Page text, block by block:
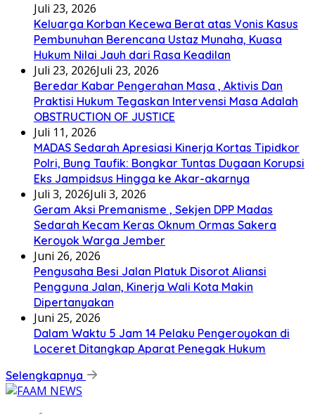
Juli 23, 2026
Keluarga Korban Kecewa Berat atas Vonis Kasus
Pembunuhan Berencana Ustaz Munaha, Kuasa
Hukum Nilai Jauh dari Rasa Keadilan
Juli 23, 2026Juli 23, 2026
Beredar Kabar Pengerahan Masa , Aktivis Dan
Praktisi Hukum Tegaskan Intervensi Masa Adalah
OBSTRUCTION OF JUSTICE
Juli 11, 2026
MADAS Sedarah Apresiasi Kinerja Kortas Tipidkor
Polri, Bung Taufik: Bongkar Tuntas Dugaan Korupsi
Eks Jampidsus Hingga ke Akar-akarnya
Juli 3, 2026Juli 3, 2026
Geram Aksi Premanisme , Sekjen DPP Madas
Sedarah Kecam Keras Oknum Ormas Sakera
Keroyok Warga Jember
Juni 26, 2026
Pengusaha Besi Jalan Platuk Disorot Aliansi
Pengguna Jalan, Kinerja Wali Kota Makin
Dipertanyakan
Juni 25, 2026
Dalam Waktu 5 Jam 14 Pelaku Pengeroyokan di
Loceret Ditangkap Aparat Penegak Hukum
Selengkapnya